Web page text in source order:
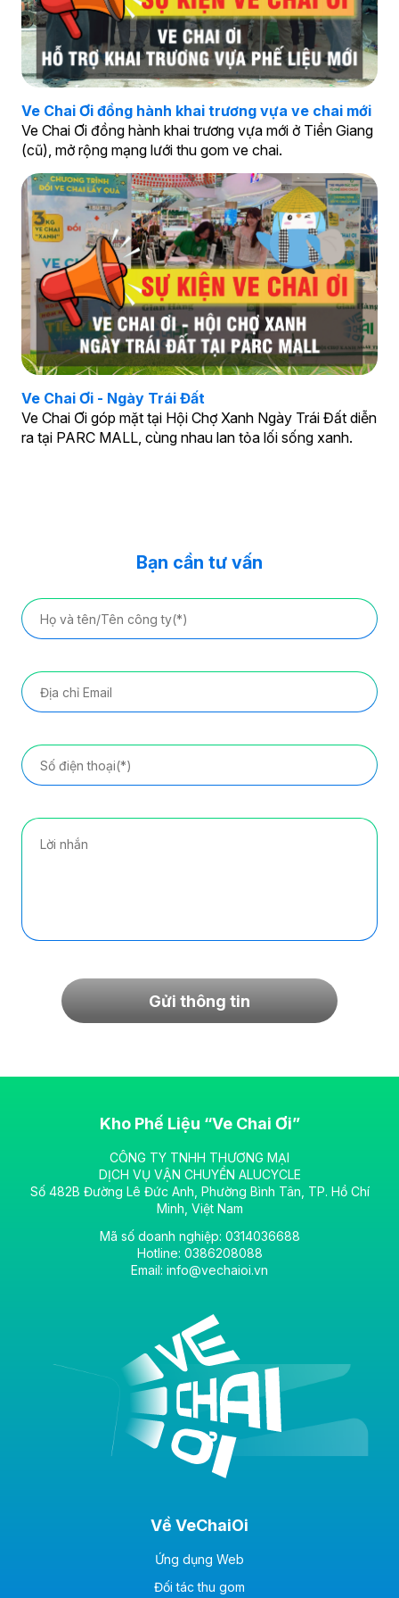
Ve Chai Ơi đồng hành khai trương vựa ve chai mới
Ve Chai Ơi đồng hành khai trương vựa mới ở Tiền Giang
(cũ), mở rộng mạng lưới thu gom ve chai.
Ve Chai Ơi - Ngày Trái Đất
Ve Chai Ơi góp mặt tại Hội Chợ Xanh Ngày Trái Đất diễn
ra tại PARC MALL, cùng nhau lan tỏa lối sống xanh.
Bạn cần tư vấn
Gửi thông tin
Kho Phế Liệu “Ve Chai Ơi”
CÔNG TY TNHH THƯƠNG MẠI
DỊCH VỤ VẬN CHUYỂN ALUCYCLE
Số 482B Đường Lê Đức Anh, Phường Bình Tân, TP. Hồ Chí
Minh, Việt Nam
Mã số doanh nghiệp: 0314036688
Hotline: 0386208088
Email: info@vechaioi.vn
Về VeChaiOi
Ứng dụng Web
Đối tác thu gom